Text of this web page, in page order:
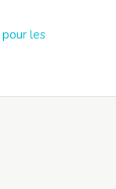
pour les